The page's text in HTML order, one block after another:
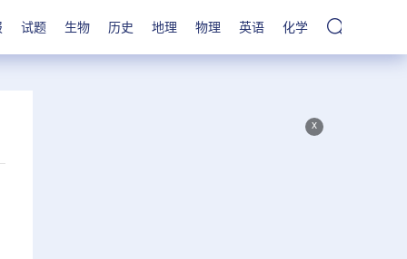
试题 生物 历史 地理 物理 英语 化学
x